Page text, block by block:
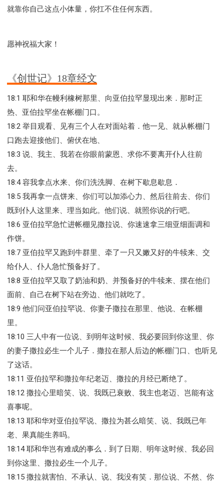
就靠你自己这点小体量，你扛不住任何东西。
愿神祝福大家！
《创世记》18章经文
18:1 耶和华在幔利橡树那里、向亚伯拉罕显现出来．那时正
热、亚伯拉罕坐在帐棚门口。
18:2 举目观看、见有三个人在对面站着．他一见、就从帐棚门
口跑去迎接他们、俯伏在地、
18:3 说、我主、我若在你眼前蒙恩、求你不要离开仆人往前
去。
18:4 容我拿点水来、你们洗洗脚、在树下歇息歇息．
18:5 我再拿一点饼来、你们可以加添心力、然后往前去、你们
既到仆人这里来、理当如此。他们说、就照你说的行吧。
18:6 亚伯拉罕急忙进帐棚见撒拉说、你速速拿三细亚细面调和
作饼。
18:7 亚伯拉罕又跑到牛群里、牵了一只又嫩又好的牛犊来、交
给仆人、仆人急忙预备好了。
18:8 亚伯拉罕又取了奶油和奶、并预备好的牛犊来、摆在他们
面前、自己在树下站在旁边、他们就吃了。
18:9 他们问亚伯拉罕说、你妻子撒拉在那里、他说、在帐棚
里。
18:10 三人中有一位说、到明年这时候、我必要回到你这里、你
的妻子撒拉必生一个儿子．撒拉在那人后边的帐棚门口、也听见
了这话。
18:11 亚伯拉罕和撒拉年纪老迈、撒拉的月经已断绝了。
18:12 撒拉心里暗笑、说、我既已衰败、我主也老迈、岂能有这
喜事呢。
18:13 耶和华对亚伯拉罕说、撒拉为甚么暗笑、说、我既已年
老、果真能生养吗。
18:14 耶和华岂有难成的事么．到了日期、明年这时候、我必回
到你这里、撒拉必生一个儿子。
18:15 撒拉就害怕、不承认、说、我没有笑．那位说、不然、你